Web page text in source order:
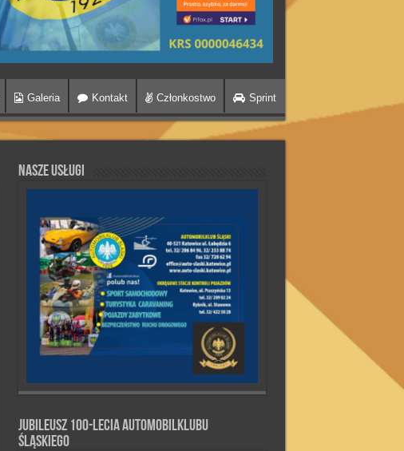
Galeria Kontakt Członkostwo Sprint
Nasze Usługi
Jubileusz 100-lecia Automobilklubu
Śląskiego